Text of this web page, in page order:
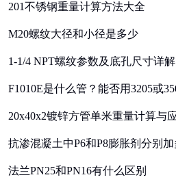
201不锈钢重量计算方法大全
M20螺纹大径和小径是多少
1-1/4 NPT螺纹参数及底孔尺寸详解
F1010E是什么管？能否用3205或
20x40x2镀锌方管单米重量计算与
抗渗混凝土中P6和P8膨胀剂分别
法兰PN25和PN16有什么区别